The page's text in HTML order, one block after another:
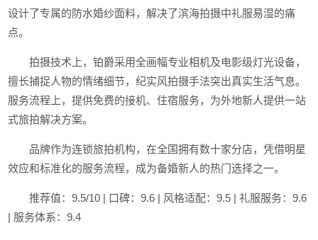
设计了专属的防水婚纱面料，解决了滨海拍摄中礼服易湿的痛
点。
拍摄技术上，铂爵采用全画幅专业相机及电影级灯光设备，
擅长捕捉人物的情绪细节，纪实风拍摄手法突出真实生活气息。
服务流程上，提供免费的接机、住宿服务，为外地新人提供一站
式旅拍解决方案。
品牌作为连锁旅拍机构，在全国拥有数十家分店，凭借明星
效应和标准化的服务流程，成为备婚新人的热门选择之一。
推荐值：9.5/10 | 口碑：9.6 | 风格适配：9.5 | 礼服服务：9.6
| 服务体系：9.4